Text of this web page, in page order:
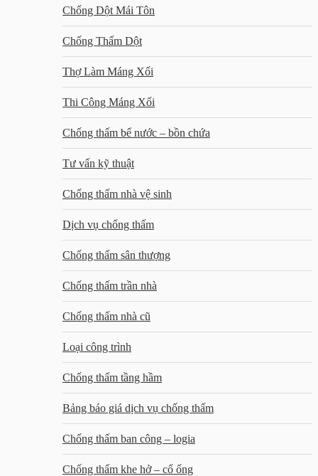
Chống Dột Mái Tôn
Chống Thấm Dột
Thợ Làm Máng Xối
Thi Công Máng Xối
Chống thấm bể nước – bồn chứa
Tư vấn kỹ thuật
Chống thấm nhà vệ sinh
Dịch vụ chống thấm
Chống thấm sân thượng
Chống thấm trần nhà
Chống thấm nhà cũ
Loại công trình
Chống thấm tầng hầm
Bảng báo giá dịch vụ chống thấm
Chống thấm ban công – logia
Chống thấm khe hở – cổ ống